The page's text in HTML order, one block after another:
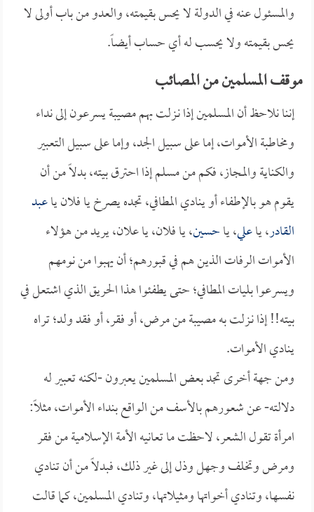
والمسئول عنه في الدولة لا يحس بقيمته، والعدو من باب أولى لا
يحس بقيمته ولا يحسب له أي حساب أيضاً.
موقف المسلمين من المصائب
إننا نلاحظ أن المسلمين إذا نـزلت بهم مصيبة يسرعون إلى نداء
ومخاطبة الأموات، إما على سبيل الجد، وإما على سبيل التعبير
والكناية والمجاز، فكم من مسلم إذا احترق بيته، بدلاً من أن
يقوم هو بالإطفاء أو ينادي المطافي، تجده يصرخ يا فلان ياعبد
القادر، ياعلي، ياحسين، يا فلان، يا علان، يريد من هؤلاء
الأموات الرفات الذين هم في قبورهم؛ أن يهبوا من نومهم
ويسرعوا بليات المطافي؛ حتى يطفئوا هذا الحريق الذي اشتعل في
بيته!! إذا نـزلت به مصيبة من مرض، أو فقر، أو فقد ولد؛ تراه
ينادي الأموات.
ومن جهة أخرى تجد بعض المسلمين يعبرون -لكنه تعبير له
دلالته- عن شعورهم بالأسف من الواقع بنداء الأموات، مثلاً:
امرأة تقول الشعر، لاحظت ما تعانيه الأمة الإسلامية من فقر
ومرض وتخلف وجهل وذل إلى غير ذلك، فبدلاً من أن تنادي
نفسها، وتنادي أخواتها ومثيلاتها، وتنادي المسلمين، كما قالت